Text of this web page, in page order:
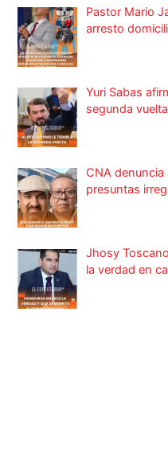
Pastor Mario
arresto
Yuri Sabas
segunda
CNA
presuntas
Jhosy
la verdad en